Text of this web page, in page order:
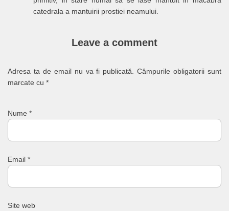
catedrala a mantuirii prostiei neamului.
Leave a comment
Adresa ta de email nu va fi publicată. Câmpurile obligatorii sunt
marcate cu *
Nume *
Email *
Site web